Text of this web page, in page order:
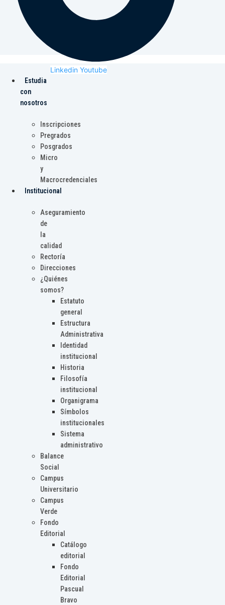
Linkedin Youtube
Estudia
con
nosotros
Inscripciones
Pregrados
Posgrados
Micro
y
Macrocredenciales
Institucional
Aseguramiento
de
la
calidad
Rectoría
Direcciones
¿Quiénes
somos?
Estatuto
general
Estructura
Administrativa
Identidad
institucional
Historia
Filosofía
institucional
Organigrama
Símbolos
institucionales
Sistema
administrativo
Balance
Social
Campus
Universitario
Campus
Verde
Fondo
Editorial
Catálogo
editorial
Fondo
Editorial
Pascual
Bravo